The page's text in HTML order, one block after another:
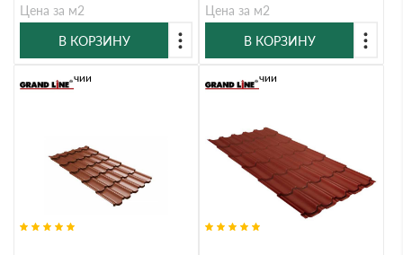
Цена за м2
В КОРЗИНУ
Цена за м2
В КОРЗИНУ
В наличии В наличии